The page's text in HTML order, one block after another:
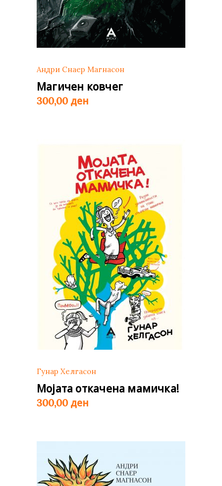
Андри Снаер Магнасон
Магичен ковчег
300,00 ден
Гунар Хелгасон
Мојата откачена мамичка!
300,00 ден